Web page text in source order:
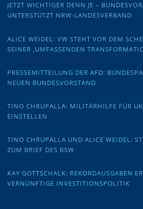
JETZT WICHTIGER DENN JE –
UNTERSTÜTZT NRW-LANDESVERBAND
ALICE WEIDEL: VW STEHT VOR DEM
SEINER ‚UMFASSENDEN
PRESSEMITTEILUNG DER AFD:
NEUEN BUNDESVORSTAND
TINO CHRUPALLA: MILITÄRHILFE FÜR
EINSTELLEN
TINO CHRUPALLA UND ALICE WEIDEL:
ZUM BRIEF DES BSW
KAY GOTTSCHALK: REKORDAUSGABEN
VERNÜNFTIGE INVESTITIONSPOLITIK